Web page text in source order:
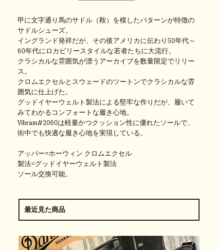
甲に文字通り馬のサドル（鞍）を模したパターンが特徴の
サドルシューズ。
イングランド発祥だが、その後アメリカに伝わり50年代～
60年代にロカビリースタイルな若者たちに大流行。
クラシカルな雰囲気が漂うアーカイブを数量限定でリリー
ス。
クロムエクセルとスウェードのツートンでクラシカルな雰
囲気に仕上げた。
グッドイヤーウェルト製法による堅牢な作りだが、履いて
みてわかるコンフォートな履き心地。
Vibram#2060は軽量かつクッション性に優れたソールで、
街中でも快適な履き心地を実現している。
アッパー=ホーウィン クロムエクセル
製法=グッドイヤーウェルト製法
ソール交換可能。
最近見た商品